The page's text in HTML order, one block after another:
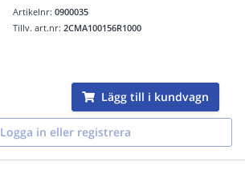
Artikelnr:0900035
Tillv. art.nr:2CMA100156R1000
Lägg till i kundvagn
Logga in eller registrera